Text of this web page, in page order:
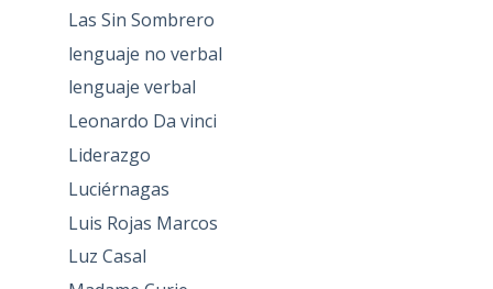
Las Sin Sombrero
lenguaje no verbal
lenguaje verbal
Leonardo Da vinci
Liderazgo
Luciérnagas
Luis Rojas Marcos
Luz Casal